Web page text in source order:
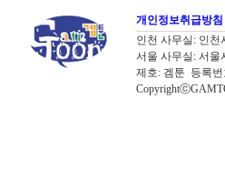
개인정보취급방침
인천 사무실: 인천
서울 사무실: 서울
제호: 겜툰 등록번